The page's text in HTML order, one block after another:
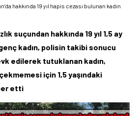
hakkında 19 yıl hapis cezası bulunan kadın
suçundan hakkında 19 yıl 1,5 ay
kadın, polisin takibi sonucu
edilerek tutuklanan kadın,
için 1,5 yaşındaki
etti